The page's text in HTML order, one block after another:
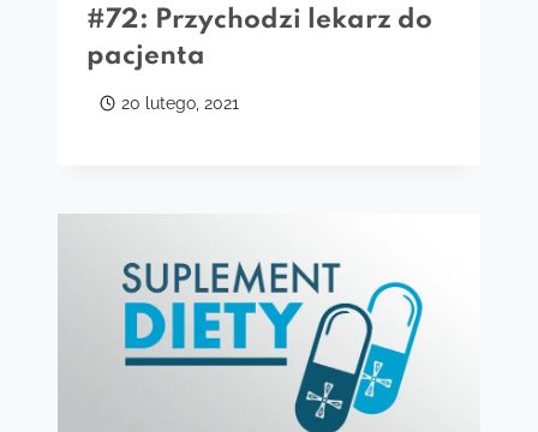
#72: Przychodzi lekarz do
pacjenta
20 lutego, 2021